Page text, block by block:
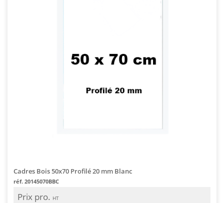
Cadres Bois 50x70 Profilé 20 mm Blanc
réf. 20145070BBC
Prix pro. HT